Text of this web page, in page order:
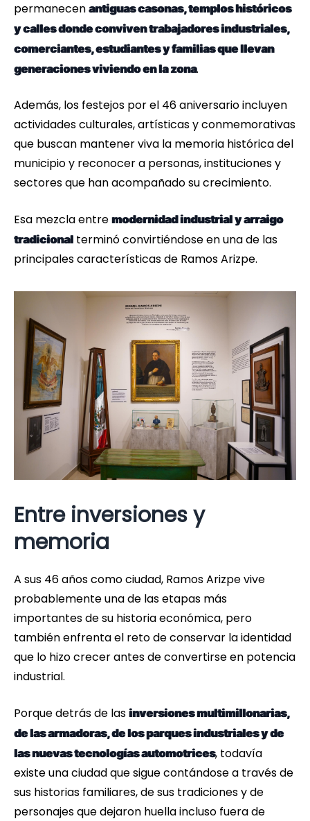
permanecen antiguas casonas, templos históricos
y calles donde conviven trabajadores industriales,
comerciantes, estudiantes y familias que llevan
generaciones viviendo en la zona.
Además, los festejos por el 46 aniversario incluyen
actividades culturales, artísticas y conmemorativas
que buscan mantener viva la memoria histórica del
municipio y reconocer a personas, instituciones y
sectores que han acompañado su crecimiento.
Esa mezcla entre modernidad industrial y arraigo
tradicional terminó convirtiéndose en una de las
principales características de Ramos Arizpe.
Entre inversiones y
memoria
A sus 46 años como ciudad, Ramos Arizpe vive
probablemente una de las etapas más
importantes de su historia económica, pero
también enfrenta el reto de conservar la identidad
que lo hizo crecer antes de convertirse en potencia
industrial.
Porque detrás de las inversiones multimillonarias,
de las armadoras, de los parques industriales y de
las nuevas tecnologías automotrices, todavía
existe una ciudad que sigue contándose a través de
sus historias familiares, de sus tradiciones y de
personajes que dejaron huella incluso fuera de